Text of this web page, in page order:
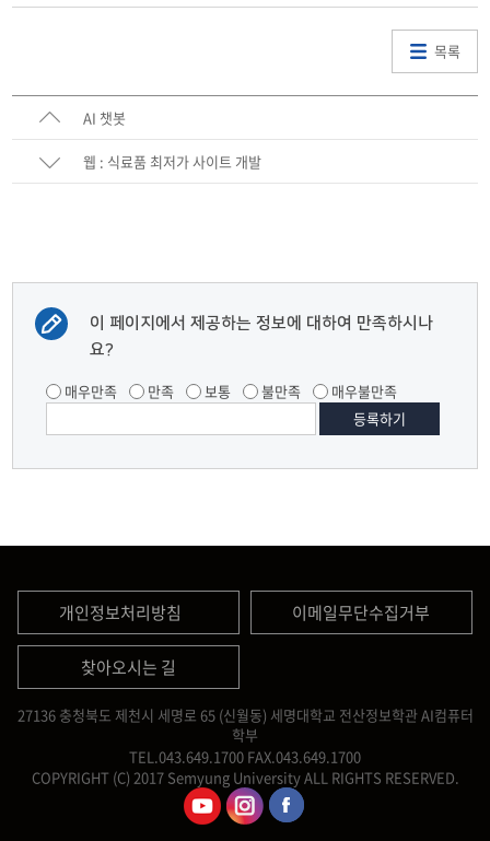
목록
AI 챗봇
웹 : 식료품 최저가 사이트 개발
이 페이지에서 제공하는 정보에 대하여 만족하시나
요?
매우만족 만족 보통 불만족 매우불만족
개인정보처리방침 이메일무단수집거부
찾아오시는 길
27136 충청북도 제천시 세명로 65 (신월동) 세명대학교 전산정보학관 AI컴퓨터
학부
TEL.043.649.1700 FAX.043.649.1700
COPYRIGHT (C) 2017 Semyung University ALL RIGHTS RESERVED.